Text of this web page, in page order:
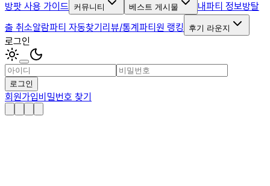
방팟 사용 가이드 커뮤니티 베스트 게시물 내파티 정보방탈
출 취소알람파티 자동찾기리뷰/통계파티원 랭킹 후기 라운지
로그인
로그인
회원가입비밀번호 찾기